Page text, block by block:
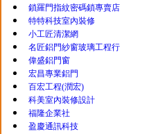
鎖羅門指紋密碼鎖專賣店
特特科技室內裝修
小工匠清潔網
名匠鋁門紗窗玻璃工程行
偉盛鋁門窗
宏昌專業鋁門
百宏工程(潤宏)
科美室內裝修設計
福隆企業社
盈慶通訊科技